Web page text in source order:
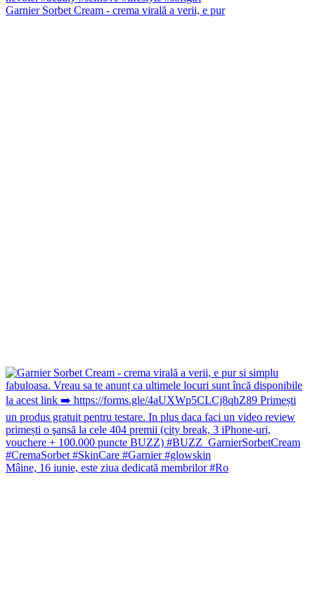
Garnier Sorbet Cream - crema virală a verii, e pur
Mâine, 16 iunie, este ziua dedicată membrilor #Ro